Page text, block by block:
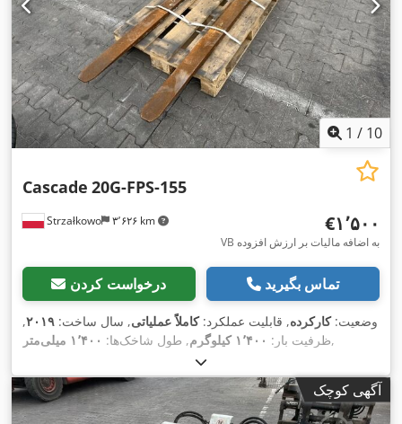
1 / 10
Strzałkowo ۳٬۶۲۶ km
Cascade 20G-FPS-155
‎€۱٬۵۰۰
VB به اضافه مالیات بر ارزش افزوده
درخواست کردن تماس بگیرید
وضعیت:کارکرده, قابلیت عملکرد:کاملاً عملیاتی, سال ساخت: ۲۰۱۹,
ظرفیت بار: ۱٬۴۰۰ کیلوگرم , طول شاخک‌ها: ۱٬۴۰۰ میلی‌متر ,
آگهی کوچک